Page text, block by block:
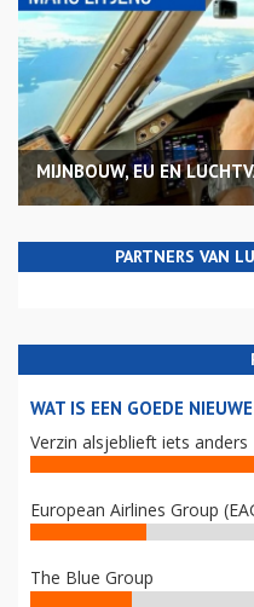
MIJNBOUW, EU EN
PARTNERS VAN
WAT IS EEN GOEDE
Verzin alsjeblieft iets anders
European Airlines Group
The Blue Group